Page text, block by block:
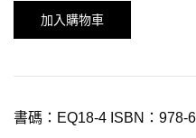
加入購物車
書碼：EQ18-4 ISBN：978-